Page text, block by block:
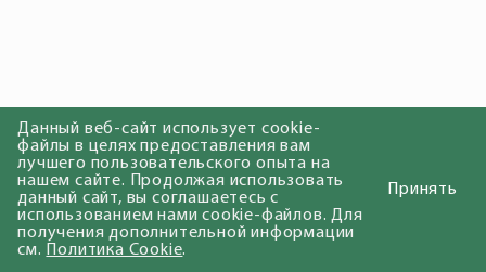
Данный веб-сайт использует cookie-
файлы в целях предоставления вам
лучшего пользовательского опыта на
нашем сайте. Продолжая использовать
данный сайт, вы соглашаетесь с
использованием нами cookie-файлов. Для
получения дополнительной информации
см.
Политика Cookie.
Принять